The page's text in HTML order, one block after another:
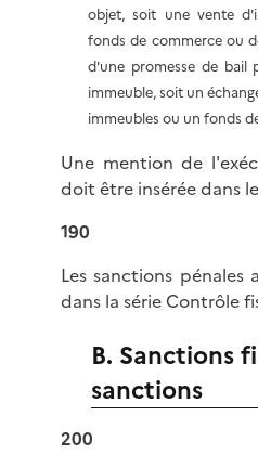
objet, soit une vente
fonds de commerce ou
d'une promesse de
immeuble, soit un
immeubles ou un fonds
Une mention de
doit être insérée dans
190
Les sanctions
dans la série Contrôle
B. Sanctions
sanctions
200